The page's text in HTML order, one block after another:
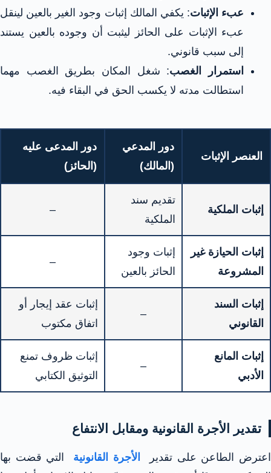
عبء الإثبات: يكفي المالك إثبات وجود الغير بالعين لينقل
عبء الإثبات على الحائز ليثبت أن وجوده بالعين يستند
إلى سبب قانوني.
استمرار الغصب: شغل المكان بطريق الغصب مهما
استطالت مدته لا يكسب الحق في البقاء فيه.
العنصر الإثبات
دور المدعي
(المالك)
دور المدعى عليه
(الحائز)
إثبات الملكية
تقديم سند
الملكية
–
إثبات الحيازة غير
المشروعة
إثبات وجود
الحائز بالعين
–
إثبات السند
القانوني
–
إثبات عقد إيجار أو
اتفاق مكتوب
إثبات المانع
الأدبي
–
إثبات ظروف تمنع
التوثيق الكتابي
تقدير الأجرة القانونية ومقابل الانتفاع
اعترض الطاعن على تقدير الأجرة القانونية التي قضت بها